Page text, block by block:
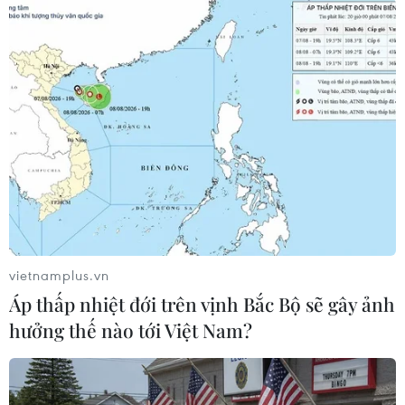
#Luật Giá #nghị định #hướng dẫn thi hành Luật Giá
Theo dõi VietnamPlus
vietnamplus.vn
Áp thấp nhiệt đới trên vịnh Bắc Bộ sẽ gây ảnh
hưởng thế nào tới Việt Nam?